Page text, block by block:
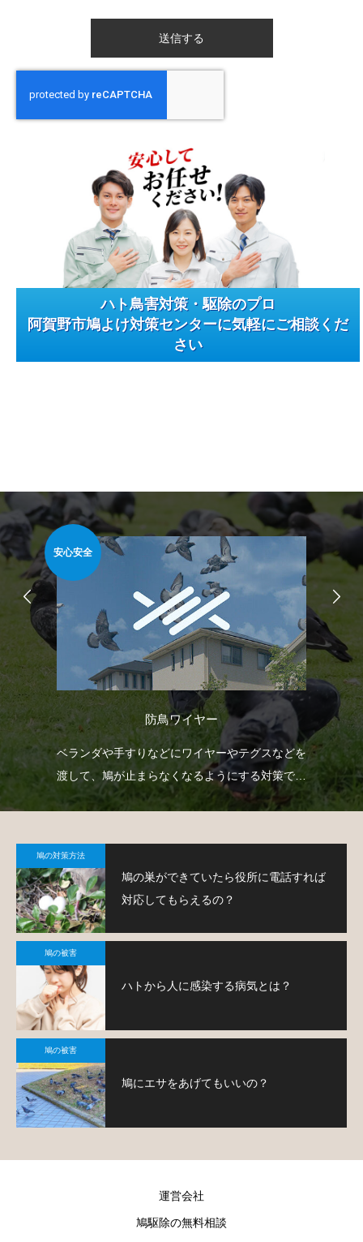
ハト鳥害対策・駆除のプロ
阿賀野市鳩よけ対策センターに気軽にご相談くだ
さい
安心安全
防鳥ワイヤー
ベランダや手すりなどにワイヤーやテグスなどを
渡して、鳩が止まらなくなるようにする対策で
す。
鳩の対策方法
鳩の巣ができていたら役所に電話すれば
対応してもらえるの？
鳩の被害
ハトから人に感染する病気とは？
鳩の被害
鳩にエサをあげてもいいの？
運営会社
鳩駆除の無料相談